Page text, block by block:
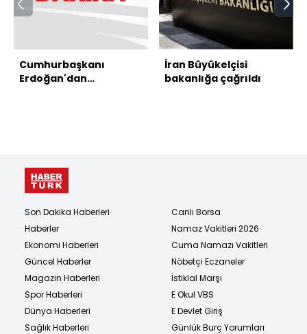
Cumhurbaşkanı
Erdoğan'dan
İran Büyükelçisi
bakanlığa çağrıldı
Son Dakika Haberleri
Haberler
Ekonomi Haberleri
Güncel Haberler
Magazin Haberleri
Spor Haberleri
Dünya Haberleri
Sağlık Haberleri
Canlı Borsa
Namaz Vakitleri 2026
Cuma Namazı Vakitleri
Nöbetçi Eczaneler
İstiklal Marşı
E Okul VBS
E Devlet Giriş
Günlük Burç Yorumları